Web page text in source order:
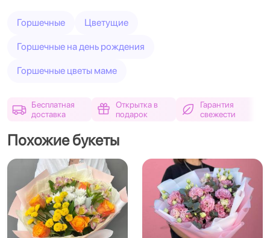
Горшечные Цветущие
Горшечные на день рождения
Горшечные цветы маме
Бесплатная
доставка
Открытка в
подарок
Гарантия
свежести
Похожие букеты